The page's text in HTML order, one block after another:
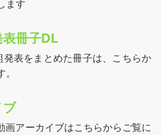
ます
冊子DL
表をまとめた冊子は、こちらか
ブ
画アーカイブはこちらからご覧に